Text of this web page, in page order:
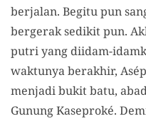
berjalan. Begitu pun
bergerak sedikit pun.
putri yang diidam-
waktunya berakhir,
menjadi bukit batu,
Gunung Kaseproké.